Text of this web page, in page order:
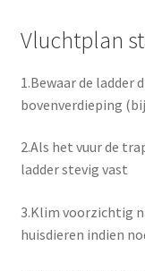
Vluchtplan
1.Bewaar de ladder
bovenverdieping
2.Als het vuur de
ladder stevig vast
3.Klim voorzichtig
huisdieren indien